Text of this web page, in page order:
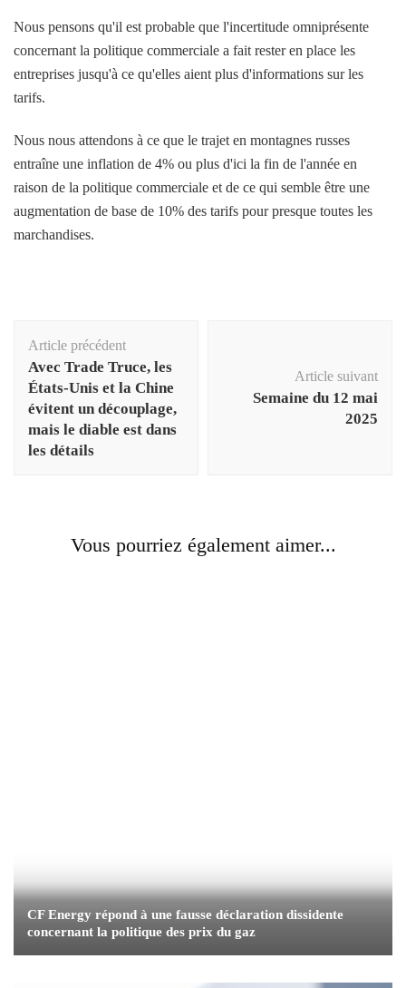
Nous pensons qu'il est probable que l'incertitude omniprésente
concernant la politique commerciale a fait rester en place les
entreprises jusqu'à ce qu'elles aient plus d'informations sur les
tarifs.
Nous nous attendons à ce que le trajet en montagnes russes
entraîne une inflation de 4% ou plus d'ici la fin de l'année en
raison de la politique commerciale et de ce qui semble être une
augmentation de base de 10% des tarifs pour presque toutes les
marchandises.
d'article
Article précédent
Avec Trade Truce, les
États-Unis et la Chine
évitent un découplage,
mais le diable est dans
les détails
Article suivant
Semaine du 12 mai
2025
Vous pourriez également aimer...
CF Energy répond à une fausse déclaration dissidente
concernant la politique des prix du gaz